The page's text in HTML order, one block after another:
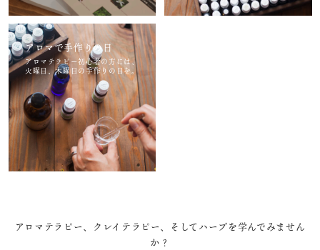
アロマで手作りの日
アロマテラピー初心者の方には、
火曜日、木曜日の手作りの日を。
アロマテラピー、クレイテラピー、そしてハーブを学んでみません
か？